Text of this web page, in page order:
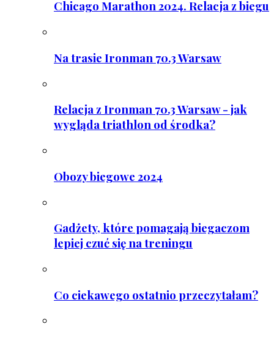
Chicago Marathon 2024. Relacja z biegu
Na trasie Ironman 70.3 Warsaw
Relacja z Ironman 70.3 Warsaw - jak
wygląda triathlon od środka?
Obozy biegowe 2024
Gadżety, które pomagają biegaczom
lepiej czuć się na treningu
Co ciekawego ostatnio przeczytałam?